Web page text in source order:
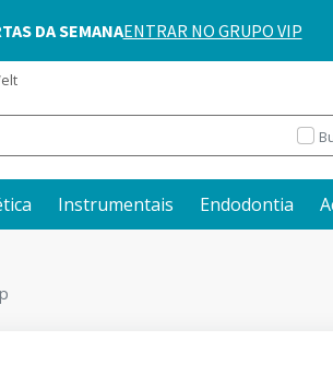
Instrumentais Endodontia